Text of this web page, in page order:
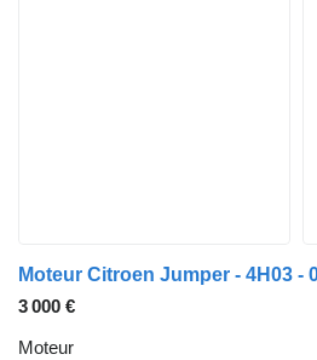
Moteur Citroen Jumper - 4H03 -
3 000 €
Moteur